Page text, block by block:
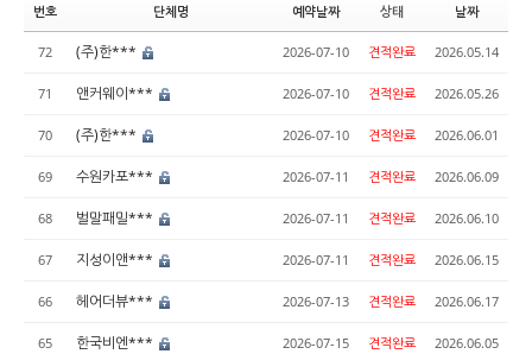
번호 단체명 예약날짜 상태 날짜
72 (주)한*** 2026-07-10 견적완료 2026.05.14
71 앤커웨이*** 2026-07-10 견적완료 2026.05.26
70 (주)한*** 2026-07-10 견적완료 2026.06.01
69 수원카포*** 2026-07-11 견적완료 2026.06.09
68 벌말패밀*** 2026-07-11 견적완료 2026.06.10
67 지성이앤*** 2026-07-11 견적완료 2026.06.15
66 헤어더뷰*** 2026-07-13 견적완료 2026.06.17
65 한국비엔*** 2026-07-15 견적완료 2026.06.05